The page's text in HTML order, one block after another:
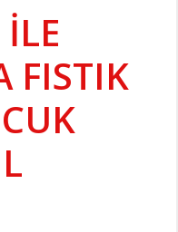
FISTIK